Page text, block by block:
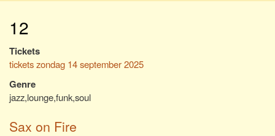
12
Tickets
tickets zondag 14 september 2025
Genre
jazz,lounge,funk,soul
Sax on Fire